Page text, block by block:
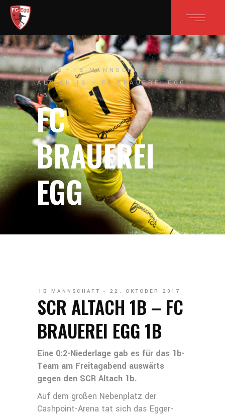
HOME 1B-MANNSCHAFT
SCR
ALTACH 1B – FC BRAUEREI EGG
1B
FC
BRAUEREI
EGG
1B-MANNSCHAFT 22. OKTOBER 2017
SCR ALTACH 1B – FC
BRAUEREI EGG 1B
Eine 0:2-Niederlage gab es für das 1b-
Team am Freitagabend auswärts
gegen den SCR Altach 1b.
Auf dem großen Nebenplatz der
Cashpoint-Arena tat sich das Egger-